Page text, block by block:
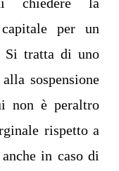
chiedere la
per un
Si tratta di uno
sospensione
non è peraltro
rispetto a
in caso di